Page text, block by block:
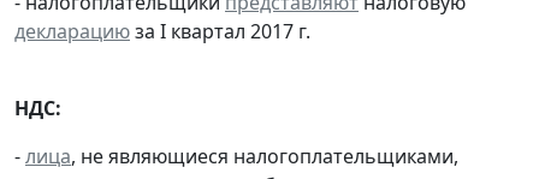
декларациюза I квартал 2017 г.
НДС:
-лица, не являющиеся налогоплательщиками,